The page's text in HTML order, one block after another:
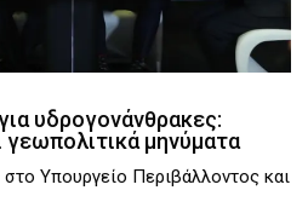
υδρογονάνθρακες:
γεωπολιτικά μηνύματα
Υπουργείο Περιβάλλοντος και